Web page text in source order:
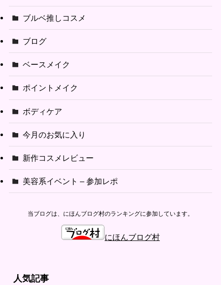
ブルベ推しコスメ
ブログ
ベースメイク
ポイントメイク
ボディケア
今月のお気に入り
新作コスメレビュー
美容系イベント – 参加レポ
当ブログは、にほんブログ村のランキングに参加しています。
にほんブログ村
人気記事